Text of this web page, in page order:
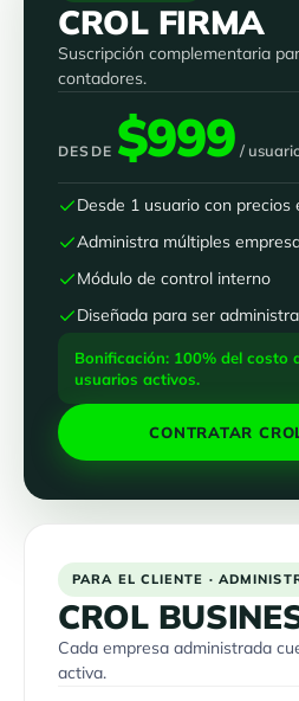
CROL FIRMA
Suscripción complementaria
contadores.
DESDE $999 /
Desde 1 usuario con precios
Administra múltiples
Módulo de control interno
Diseñada para ser
Bonificación: 100% del costo
usuarios activos.
CONTRATAR
PARA EL CLIENTE ·
CROL
Cada empresa administrada
activa.